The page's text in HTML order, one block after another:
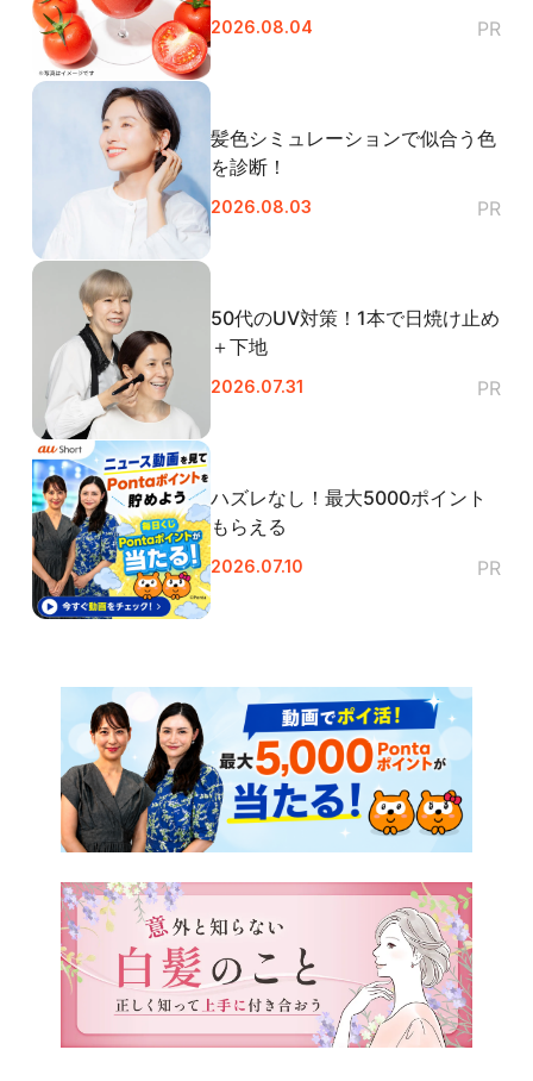
2026.08.04 PR
髪色シミュレーションで似合う色
を診断！
2026.08.03 PR
50代のUV対策！1本で日焼け止め
＋下地
2026.07.31 PR
ハズレなし！最大5000ポイント
もらえる
2026.07.10 PR
閉じる